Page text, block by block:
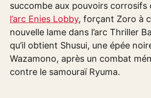
succombe aux pouvoirs corrosifs
l’arc Enies Lobby, forçant Zoro à
nouvelle lame dans l’arc Thriller
qu’il obtient Shusui, une épée
Wazamono, après un combat
contre le samouraï Ryuma.